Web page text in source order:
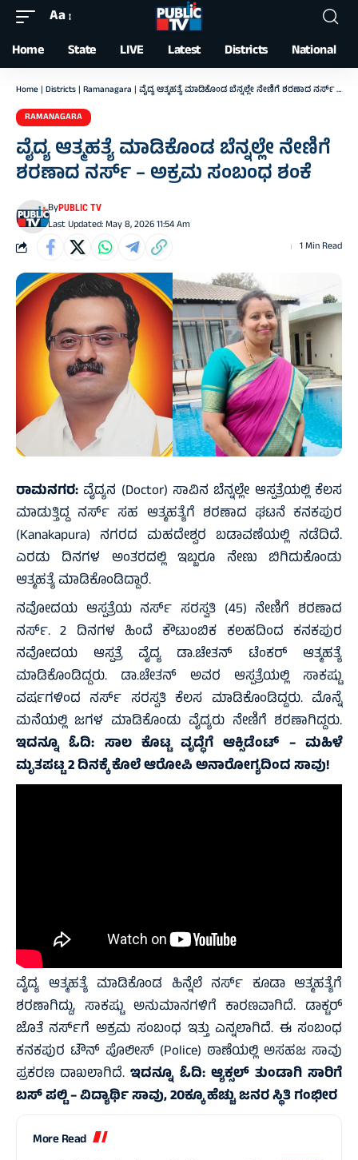
Font
Resizer
Aa
Home State LIVE Latest Districts National
Home | Districts | Ramanagara | ವೈದ್ಯ ಆತ್ಮಹತ್ಯೆ ಮಾಡಿಕೊಂಡ ಬೆನ್ನಲ್ಲೇ ನೇಣಿಗೆ ಶರಣಾದ ನರ್ಸ್‌ – ಅಕ್ರಮ ಸಂಬಂಧ ಶಂಕೆ
RAMANAGARA
ವೈದ್ಯ ಆತ್ಮಹತ್ಯೆ ಮಾಡಿಕೊಂಡ ಬೆನ್ನಲ್ಲೇ ನೇಣಿಗೆ
ಶರಣಾದ ನರ್ಸ್‌ – ಅಕ್ರಮ ಸಂಬಂಧ ಶಂಕೆ
Last Updated: May 8, 2026 11:54 Am
ByPUBLIC TV
1 Min Read
ರಾಮನಗರ: ವೈದ್ಯನ (Doctor) ಸಾವಿನ ಬೆನ್ನಲ್ಲೇ ಆಸ್ಪತ್ರೆಯಲ್ಲಿ ಕೆಲಸ
ಮಾಡುತ್ತಿದ್ದ ನರ್ಸ್ ಸಹ ಆತ್ಮಹತ್ಯೆಗೆ ಶರಣಾದ ಘಟನೆ ಕನಕಪುರ
(Kanakapura) ನಗರದ ಮಹದೇಶ್ವರ ಬಡಾವಣೆಯಲ್ಲಿ ನಡೆದಿದೆ.
ಎರಡು ದಿನಗಳ ಅಂತರದಲ್ಲಿ ಇಬ್ಬರೂ ನೇಣು ಬಿಗಿದುಕೊಂಡು
ಆತ್ಮಹತ್ಯೆ ಮಾಡಿಕೊಂಡಿದ್ದಾರೆ.
ನವೋದಯ ಆಸ್ಪತ್ರೆಯ ನರ್ಸ್ ಸರಸ್ವತಿ (45) ನೇಣಿಗೆ ಶರಣಾದ
ನರ್ಸ್. 2 ದಿನಗಳ ಹಿಂದೆ ಕೌಟುಂಬಿಕ ಕಲಹದಿಂದ ಕನಕಪುರ
ನವೋದಯ ಆಸ್ಪತ್ರೆ ವೈದ್ಯ ಡಾ.ಚೇತನ್ ಟೆಂಕರ್ ಆತ್ಮಹತ್ಯೆ
ಮಾಡಿಕೊಂಡಿದ್ದರು. ಡಾ.ಚೇತನ್ ಅವರ ಆಸ್ಪತ್ರೆಯಲ್ಲಿ ಸಾಕಷ್ಟು
ವರ್ಷಗಳಿಂದ ನರ್ಸ್ ಸರಸ್ವತಿ ಕೆಲಸ ಮಾಡಿಕೊಂಡಿದ್ದರು. ಮೊನ್ನೆ
ಮನೆಯಲ್ಲಿ ಜಗಳ ಮಾಡಿಕೊಂಡು ವೈದ್ಯರು ನೇಣಿಗೆ ಶರಣಾಗಿದ್ದರು.
ಇದನ್ನೂ ಓದಿ: ಸಾಲ ಕೊಟ್ಟ ವೃದ್ಧೆಗೆ ಆಕ್ಸಿಡೆಂಟ್ – ಮಹಿಳೆ
ಮೃತಪಟ್ಟ 2 ದಿನಕ್ಕೆ ಕೊಲೆ ಆರೋಪಿ ಅನಾರೋಗ್ಯದಿಂದ ಸಾವು!
ವೈದ್ಯ ಆತ್ಮಹತ್ಯೆ ಮಾಡಿಕೊಂಡ ಹಿನ್ನೆಲೆ ನರ್ಸ್ ಕೂಡಾ ಆತ್ಮಹತ್ಯೆಗೆ
ಶರಣಾಗಿದ್ದು, ಸಾಕಷ್ಟು ಅನುಮಾನಗಳಿಗೆ ಕಾರಣವಾಗಿದೆ. ಡಾಕ್ಟರ್
ಜೊತೆ ನರ್ಸ್‌ಗೆ ಅಕ್ರಮ ಸಂಬಂಧ ಇತ್ತು ಎನ್ನಲಾಗಿದೆ. ಈ ಸಂಬಂಧ
ಕನಕಪುರ ಟೌನ್ ಪೊಲೀಸ್ (Police) ಠಾಣೆಯಲ್ಲಿ ಅಸಹಜ ಸಾವು
ಪ್ರಕರಣ ದಾಖಲಾಗಿದೆ.ಇದನ್ನೂ ಓದಿ: ಆ್ಯಕ್ಸಲ್ ತುಂಡಾಗಿ ಸಾರಿಗೆ
ಬಸ್‌ ಪಲ್ಟಿ – ವಿದ್ಯಾರ್ಥಿ ಸಾವು, 20ಕ್ಕೂ ಹೆಚ್ಚು ಜನರ ಸ್ಥಿತಿ ಗಂಭೀರ
More Read